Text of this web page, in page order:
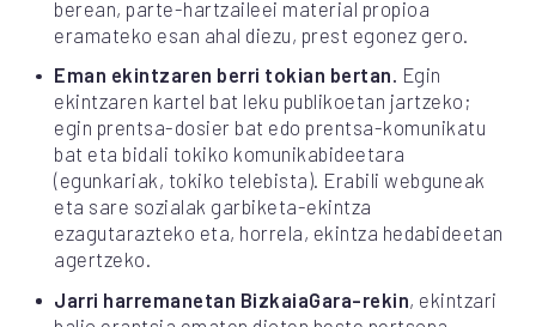
berean, parte-hartzaileei material propioa
eramateko esan ahal diezu, prest egonez gero.
Eman ekintzaren berri tokian bertan. Egin
ekintzaren kartel bat leku publikoetan jartzeko;
egin prentsa-dosier bat edo prentsa-komunikatu
bat eta bidali tokiko komunikabideetara
(egunkariak, tokiko telebista). Erabili webguneak
eta sare sozialak garbiketa-ekintza
ezagutarazteko eta, horrela, ekintza hedabideetan
agertzeko.
Jarri harremanetan BizkaiaGara-rekin, ekintzari